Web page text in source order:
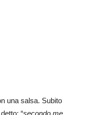
una salsa. Subito
“secondo me